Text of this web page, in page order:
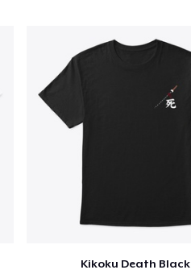
Kikoku Death Black